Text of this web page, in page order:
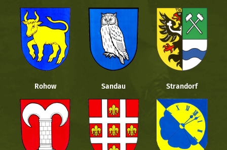
Rohow Sandau Strandorf